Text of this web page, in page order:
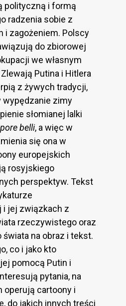
polityczną i formą
radzenia sobie z
i zagożeniem. Polscy
do zbiorowej
we własnym
Putina i Hitlera
z żywych tradycji,
wypędzanie zimy
słomianej lalki
belli, a więc w
się ona w
europejskich
rosyjskiego
perspektyw. Tekst
i jej związkach z
rzeczywistego oraz
świata na obraz i tekst.
co i jako kto
pomocą Putin i
pytania, na
operują cartoony i
do jakich innych treści